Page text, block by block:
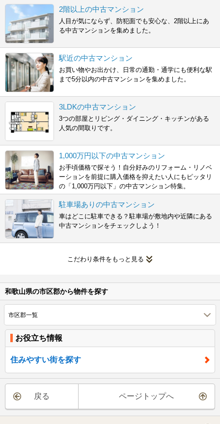
2階以上の中古マンション
人目が気にならず、防犯面でも安心な、2階以上にあ
る中古マンションを集めました。
駅近の中古マンション
お買い物やお出かけ、日常の通勤・通学にも便利な駅
まで5分以内の中古マンションを集めました。
3LDKの中古マンション
3つの部屋とリビング・ダイニング・キッチンがある
人気の間取りです。
1,000万円以下の中古マンション
お手頃価格で探そう！自分好みのリフォーム・リノベ
ーションを前提に購入価格を抑えたい人にもピッタリ
の「1,000万円以下」の中古マンション特集。
駐車場ありの中古マンション
車はどこに駐車できる？駐車場が敷地内や近隣にある
中古マンションをチェックしよう！
こだわり条件をもっと見る
和歌山県の市区郡から物件を探す
市区郡一覧
お役立ち情報
住みやすい街を探す
戻る ページトップへ